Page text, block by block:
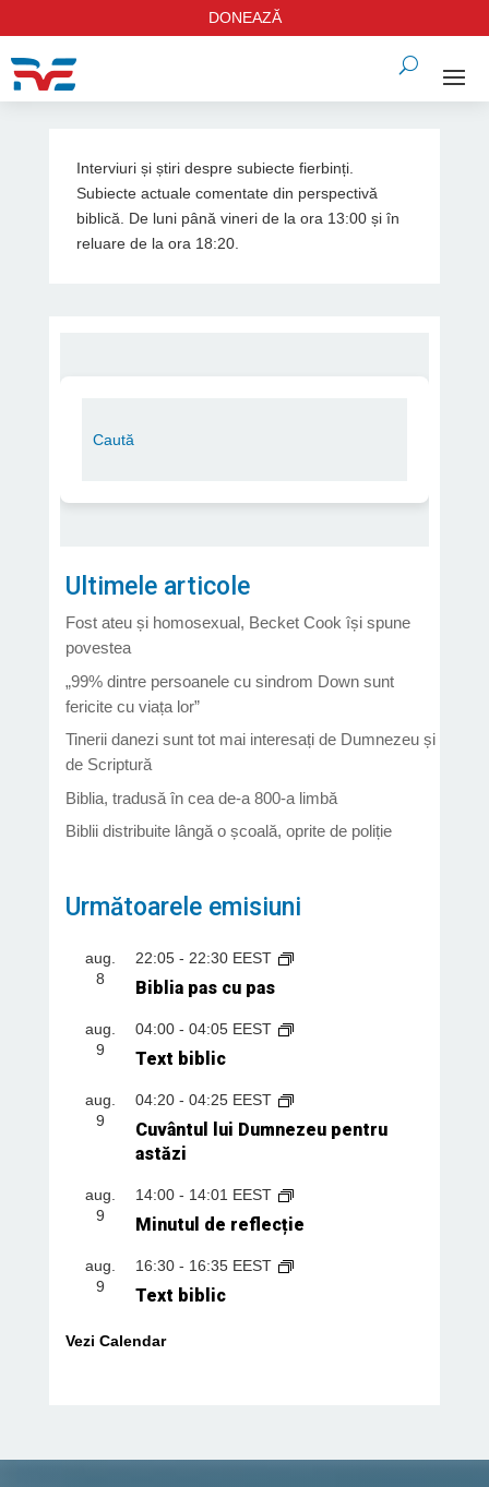
DONEAZĂ
Interviuri și știri despre subiecte fierbinți.
Subiecte actuale comentate din perspectivă
biblică. De luni până vineri de la ora 13:00 și în
reluare de la ora 18:20.
Ultimele articole
Fost ateu și homosexual, Becket Cook își spune
povestea
„99% dintre persoanele cu sindrom Down sunt
fericite cu viața lor”
Tinerii danezi sunt tot mai interesați de Dumnezeu și
de Scriptură
Biblia, tradusă în cea de-a 800-a limbă
Biblii distribuite lângă o școală, oprite de poliție
Următoarele emisiuni
aug.
8
22:05- 22:30 EEST
Biblia pas cu pas
aug.
9
04:00- 04:05 EEST
Text biblic
aug.
9
04:20- 04:25 EEST
Cuvântul lui Dumnezeu pentru
astăzi
aug.
9
14:00- 14:01 EEST
Minutul de reflecție
aug.
9
16:30- 16:35 EEST
Text biblic
Vezi Calendar